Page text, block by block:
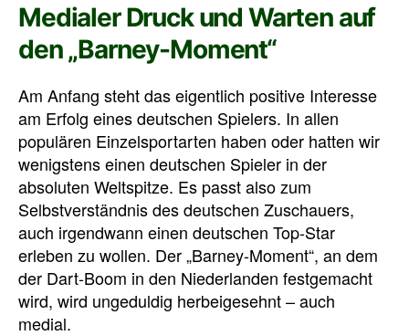
Medialer Druck und Warten auf
den „Barney-Moment“
Am Anfang steht das eigentlich positive Interesse
am Erfolg eines deutschen Spielers. In allen
populären Einzelsportarten haben oder hatten wir
wenigstens einen deutschen Spieler in der
absoluten Weltspitze. Es passt also zum
Selbstverständnis des deutschen Zuschauers,
auch irgendwann einen deutschen Top-Star
erleben zu wollen. Der „Barney-Moment“, an dem
der Dart-Boom in den Niederlanden festgemacht
wird, wird ungeduldig herbeigesehnt – auch
medial.